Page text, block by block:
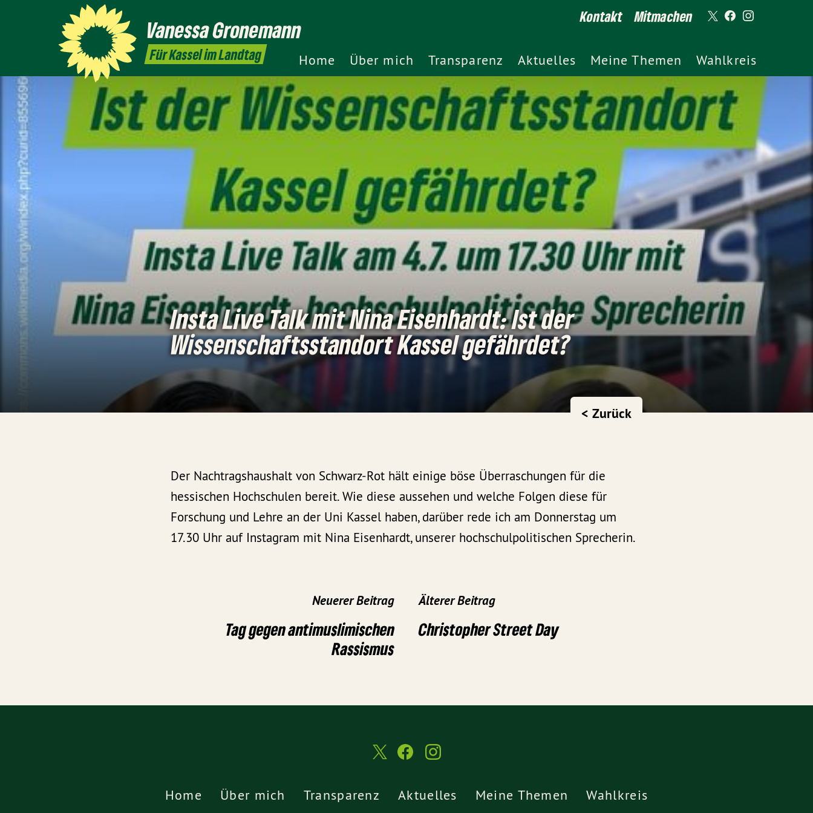
VanessaGronemann
Für Kassel im Landtag
Kontakt Mitmachen
Home Über mich Transparenz Aktuelles Meine Themen Wahlkreis
Insta Live Talk mit Nina Eisenhardt: Ist der
Wissenschaftsstandort Kassel gefährdet?
< Zurück
Der Nachtragshaushalt von Schwarz-Rot hält einige böse Überraschungen für die
hessischen Hochschulen bereit. Wie diese aussehen und welche Folgen diese für
Forschung und Lehre an der Uni Kassel haben, darüber rede ich am Donnerstag um
17.30 Uhr auf Instagram mit Nina Eisenhardt, unserer hochschulpolitischen Sprecherin.
Neuerer Beitrag
Tag gegen antimuslimischen
Rassismus
Älterer Beitrag
Christopher Street Day
Home Über mich Transparenz Aktuelles Meine Themen Wahlkreis